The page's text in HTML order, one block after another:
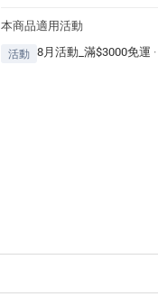
本商品適用活動
活動 8月活動_滿$3000免運 ·